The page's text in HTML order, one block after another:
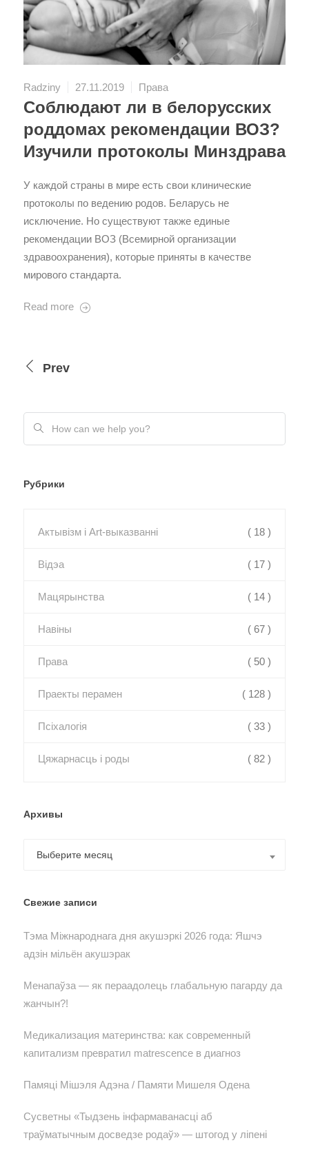
Radziny 27.11.2019 Права
Соблюдают ли в белорусских
роддомах рекомендации ВОЗ?
Изучили протоколы Минздрава
У каждой страны в мире есть свои клинические
протоколы по ведению родов. Беларусь не
исключение. Но существуют также единые
рекомендации ВОЗ (Всемирной организации
здравоохранения), которые приняты в качестве
мирового стандарта.
Read more
Prev
Рубрики
Актывізм і Art-выказванні ( 18 )
Відэа ( 17 )
Мацярынства ( 14 )
Навіны ( 67 )
Права ( 50 )
Праекты перамен ( 128 )
Псіхалогія ( 33 )
Цяжарнасць і роды ( 82 )
Архивы
Выберите месяц
Свежие записи
Тэма Міжнароднага дня акушэркі 2026 года: Яшчэ
адзін мільён акушэрак
Менапаўза — як пераадолець глабальную пагарду да
жанчын?!
Медикализация материнства: как современный
капитализм превратил matrescence в диагноз
Памяці Мішэля Адэна / Памяти Мишеля Одена
Сусветны «Тыдзень інфармаванасці аб
траўматычным досведзе родаў» — штогод у ліпені